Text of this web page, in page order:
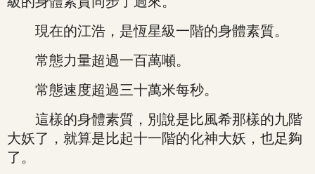
現在的江浩，是恆星級一階的身體素質。
常態力量超過一百萬噸。
常態速度超過三十萬米每秒。
這樣的身體素質，別說是比風希那樣的九階
大妖了，就算是比起十一階的化神大妖，也足夠
了。